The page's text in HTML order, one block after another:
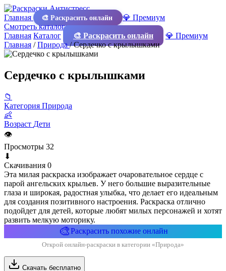
Главная 🎨 Раскрасить онлайн
💎 Премиум
Смотреть каталог
Главная Каталог 🎨 Раскрасить онлайн
💎 Премиум
Главная /Природа/Сердечко с крылышками
Сердечко с крылышками
📁
Категория Природа
👶
Возраст Дети
👁
Просмотры 32
⬇
Скачивания 0
Эта милая раскраска изображает очаровательное сердце с
парой ангельских крыльев. У него большие выразительные
глаза и широкая, радостная улыбка, что делает его идеальным
для создания позитивного настроения. Раскраска отлично
подойдет для детей, которые любят милых персонажей и хотят
развить мелкую моторику.
🎨Раскрасить похожие онлайн
Открой онлайн-раскраски в категории «Природа»
Скачать бесплатно